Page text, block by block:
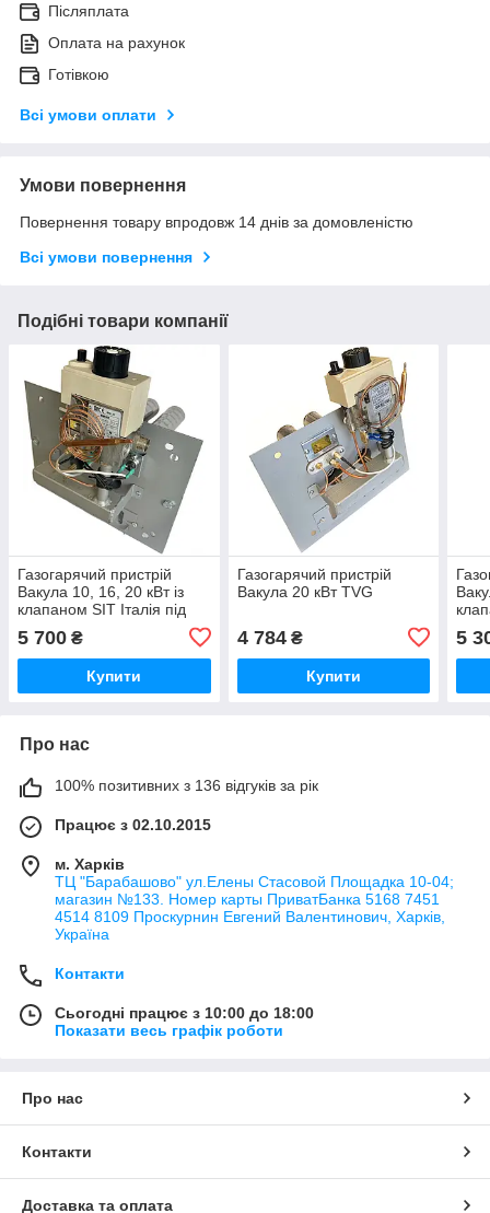
Післяплата
Оплата на рахунок
Готівкою
Всі умови оплати
Умови повернення
Повернення товару впродовж 14 днів за домовленістю
Всі умови повернення
Подібні товари компанії
Газогарячий пристрій
Вакула 10, 16, 20 кВт із
клапаном SIT Італія під
5 700 ₴
Купити
Газогарячий пристрій
Вакула 20 кВт TVG
4 784₴
Купити
5
Про нас
100% позитивних з 136 відгуків за рік
Працює з 02.10.2015
м. Харків
ТЦ "Барабашово" ул.Елены Стасовой Площадка 10-04;
магазин №133. Номер карты ПриватБанка 5168 7451
4514 8109 Проскурнин Евгений Валентинович, Харків,
Україна
Контакти
Сьогодні працює з 10:00 до 18:00
Показати весь графік роботи
Про нас
Контакти
Доставка та оплата